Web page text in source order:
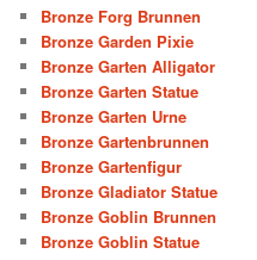
Bronze Forg Brunnen
Bronze Garden Pixie
Bronze Garten Alligator
Bronze Garten Statue
Bronze Garten Urne
Bronze Gartenbrunnen
Bronze Gartenfigur
Bronze Gladiator Statue
Bronze Goblin Brunnen
Bronze Goblin Statue